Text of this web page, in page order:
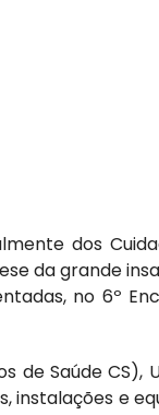
dos
da grande
no 6º
Saúde CS),
instalações e